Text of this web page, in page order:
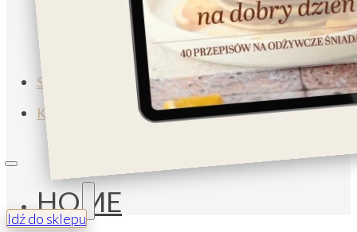
Subskrybuj
Koszyk
HOME
Idź do sklepu